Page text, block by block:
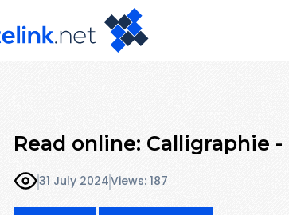
Read online: Calligraphie
31 July 2024Views: 187